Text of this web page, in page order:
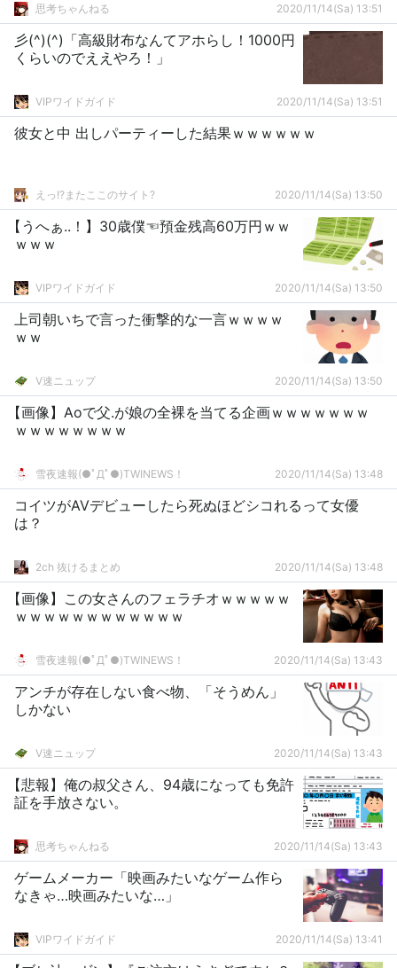
思考ちゃんねる 2020/11/14(Sa) 13:51
彡(^)(^)「高級財布なんてアホらし！1000円
くらいのでええやろ！」
VIPワイドガイド 2020/11/14(Sa) 13:51
彼女と中 出しパーティーした結果ｗｗｗｗｗｗ
えっ!?またここのサイト? 2020/11/14(Sa) 13:50
【うへぁ..！】30歳僕☜預金残高60万円ｗｗ
ｗｗｗ
VIPワイドガイド 2020/11/14(Sa) 13:50
上司朝いちで言った衝撃的な一言ｗｗｗｗ
ｗｗ
V速ニュップ 2020/11/14(Sa) 13:50
【画像】Aoで父.が娘の全裸を当てる企画ｗｗｗｗｗｗｗ
ｗｗｗｗｗｗｗｗ
雪夜速報(●ﾟДﾟ●)TWINEWS！ 2020/11/14(Sa) 13:48
コイツがAVデビューしたら死ぬほどシコれるって女優
は？
2ch 抜けるまとめ 2020/11/14(Sa) 13:48
【画像】この女さんのフェラチオｗｗｗｗｗ
ｗｗｗｗｗｗｗｗｗｗｗｗ
雪夜速報(●ﾟДﾟ●)TWINEWS！ 2020/11/14(Sa) 13:43
アンチが存在しない食べ物、「そうめん」
しかない
V速ニュップ 2020/11/14(Sa) 13:43
【悲報】俺の叔父さん、94歳になっても免許
証を手放さない。
思考ちゃんねる 2020/11/14(Sa) 13:43
ゲームメーカー「映画みたいなゲーム作ら
なきゃ…映画みたいな…」
VIPワイドガイド 2020/11/14(Sa) 13:41